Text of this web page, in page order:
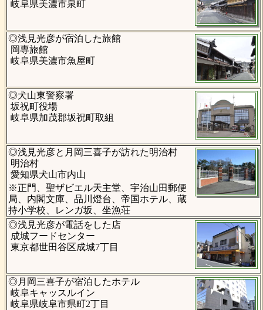
岐阜県美濃市泉町
◎浅見光彦が宿泊した旅館
岡専旅館
岐阜県美濃市魚屋町
◎犬山東警察署
坂祝町役場
岐阜県加茂郡坂祝町取組
◎浅見光彦と月岡三喜子が訪れた明治村
明治村
愛知県犬山市内山
※正門、聖ザビエル天主堂、宇治山田郵便
局、内閣文庫、品川燈台、帝国ホテル、蔵
持小学校、レンガ坂、坐漁荘
◎浅見光彦が電話をした店
成城フードセンター
東京都世田谷区成城7丁目
◎月岡三喜子が宿泊したホテル
岐阜キャッスルイン
岐阜県岐阜市県町2丁目